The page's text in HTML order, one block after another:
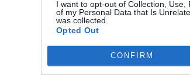
I want to opt-out of Collection,
of my Personal Data that Is
was collected.
Opted Out
CONFIRM